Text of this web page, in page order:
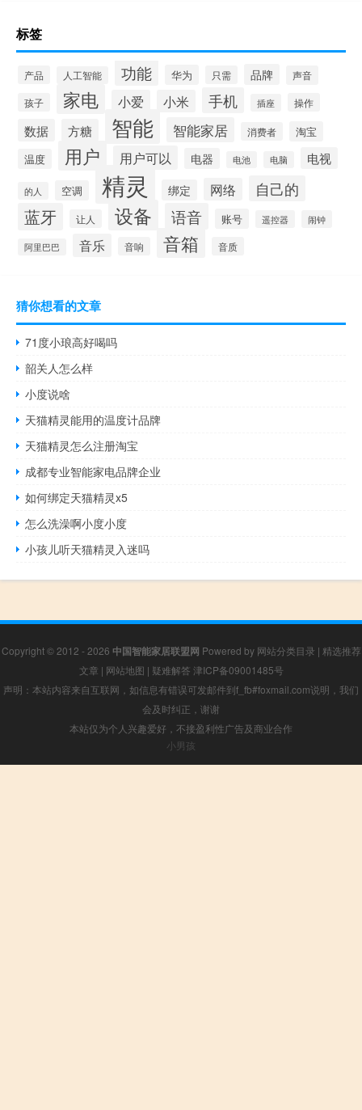
标签
产品 人工智能 功能 华为 只需 品牌 声音
孩子 家电 小爱 小米 手机 插座 操作
数据 方糖 智能 智能家居 消费者
淘宝
温度
用户 用户可以 电器 电池 电脑 电视
的人 空调 精灵 绑定 网络 自己的
蓝牙 让人 设备 语音 账号 遥控器 闹钟
阿里巴巴 音乐 音响 音箱 音质
猜你想看的文章
71度小琅高好喝吗
韶关人怎么样
小度说啥
天猫精灵能用的温度计品牌
天猫精灵怎么注册淘宝
成都专业智能家电品牌企业
如何绑定天猫精灵x5
怎么洗澡啊小度小度
小孩儿听天猫精灵入迷吗
Copyright © 2012 - 2026 中国智能家居联盟网 Powered by 网站分类目录 | 精选推荐
文章 | 网站地图 | 疑难解答 津ICP备09001485号
声明：本站内容来自互联网，如信息有错误可发邮件到f_fb#foxmail.com说明，我们
会及时纠正，谢谢
本站仅为个人兴趣爱好，不接盈利性广告及商业合作
小男孩